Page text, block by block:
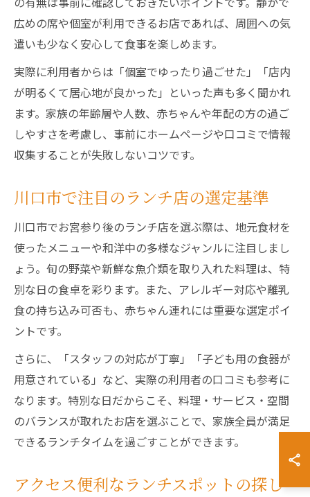
広めの席や個室が利用できるお店であれば、周囲への気
遣いも少なく安心して食事を楽しめます。
実際に利用者からは「個室でゆったり過ごせた」「店内
が明るくて居心地が良かった」といった声も多く聞かれ
ます。家族の年齢層や人数、赤ちゃんや年配の方の過ご
しやすさを考慮し、事前にホームページや口コミで情報
収集することが失敗しないコツです。
川口市で注目のランチ店の選定基準
川口市でお宮参り後のランチ店を選ぶ際は、地元食材を
使ったメニューや和洋中の多様なジャンルに注目しまし
ょう。旬の野菜や新鮮な魚介類を取り入れた料理は、特
別な日の食卓を彩ります。また、アレルギー対応や離乳
食の持ち込み可否も、赤ちゃん連れには重要な選定ポイ
ントです。
さらに、「スタッフの対応が丁寧」「子ども用の食器が
用意されている」など、実際の利用者の口コミも参考に
なります。特別な日だからこそ、料理・サービス・空間
のバランスが取れたお店を選ぶことで、家族全員が満足
できるランチタイムを過ごすことができます。
アクセス便利なランチスポットの探し